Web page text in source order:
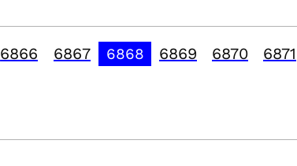
6866 6867 6868 6869 6870 6871